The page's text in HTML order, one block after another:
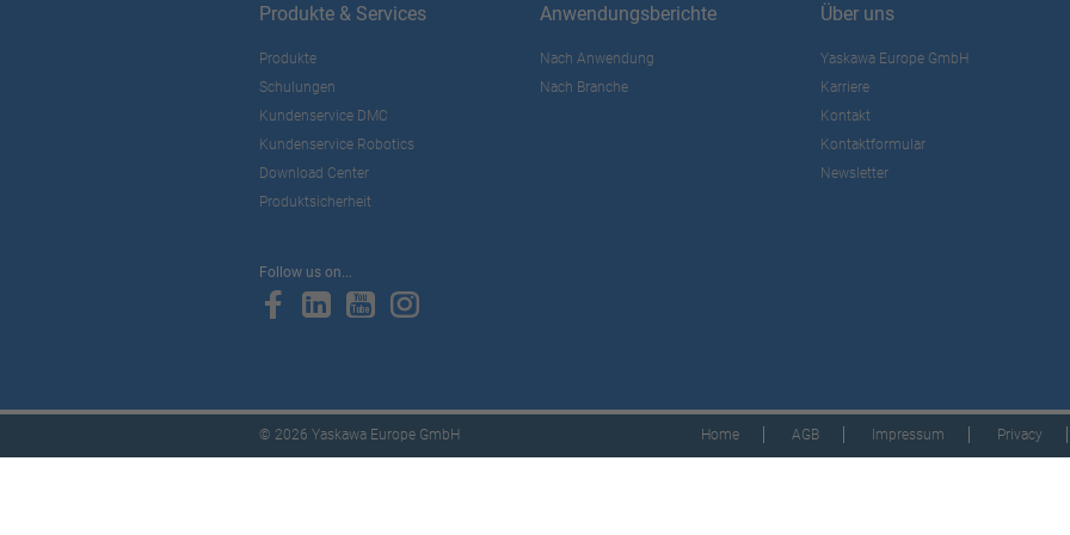
Produkte & Services
Produkte
Schulungen
Kundenservice DMC
Kundenservice Robotics
Download Center
Produktsicherheit
Anwendungsberichte
Nach Anwendung
Nach Branche
Über uns
Yaskawa Europe GmbH
Karriere
Kontakt
Kontaktformular
Newsletter
Follow us on...
© 2026 Yaskawa Europe GmbH Home AGB Impressum Privacy